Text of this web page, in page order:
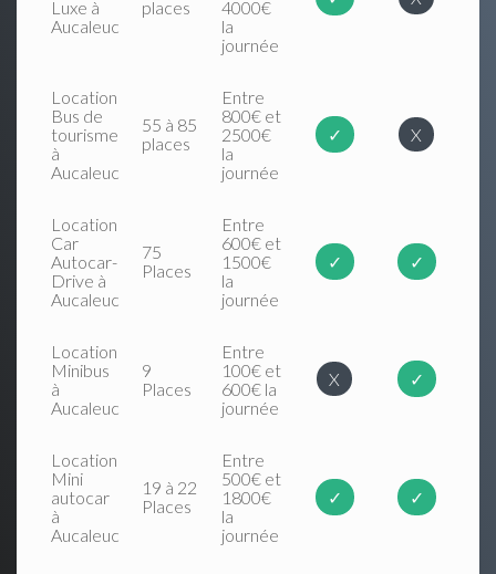
Luxe à
Aucaleuc
places
4000€
la
journée
Location
Bus de
tourisme
à
Aucaleuc
55 à 85
places
Entre
800€ et
2500€
la
journée
✓ X
Location
Car
Autocar-
Drive à
Aucaleuc
75
Places
Entre
600€ et
1500€
la
journée
✓ ✓
Location
Minibus
à
Aucaleuc
9
Places
Entre
100€ et
600€ la
journée
X ✓
Location
Mini
autocar
à
Aucaleuc
19 à 22
Places
Entre
500€ et
1800€
la
journée
✓ ✓